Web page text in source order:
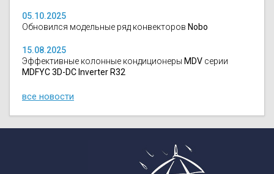
05.10.2025
Обновился модельные ряд конвекторов Nobo
15.08.2025
Эффективные колонные кондиционеры MDV серии
MDFYC 3D-DC Inverter R32
все новости